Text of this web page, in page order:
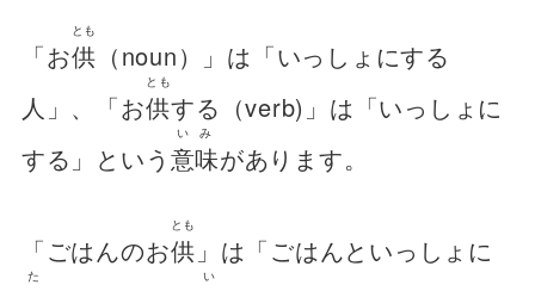
「お供
とも
（noun）」は「いっしょにする
人」、「お供
とも
する（verb)」は「いっしょに
する」という 意味
いみ
があります。
「ごはんのお供
とも
」は「ごはんといっしょに
た い